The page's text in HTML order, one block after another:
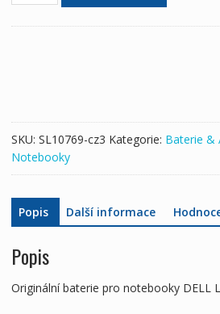
množství
SKU: SL10769-cz3 Kategorie: Baterie &
Notebooky
Popis Další informace
Popis
Originální baterie pro notebooky DELL